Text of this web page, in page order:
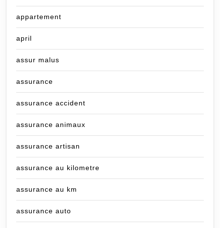
appartement
april
assur malus
assurance
assurance accident
assurance animaux
assurance artisan
assurance au kilometre
assurance au km
assurance auto